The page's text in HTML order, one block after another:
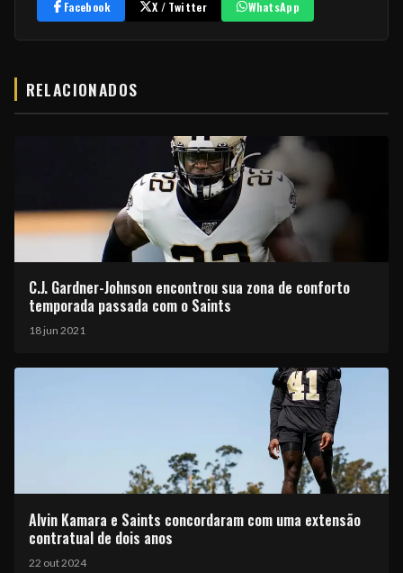
Facebook X / Twitter WhatsApp
RELACIONADOS
C.J. Gardner-Johnson encontrou sua zona de conforto
temporada passada com o Saints
18 jun 2021
Alvin Kamara e Saints concordaram com uma extensão
contratual de dois anos
22 out 2024